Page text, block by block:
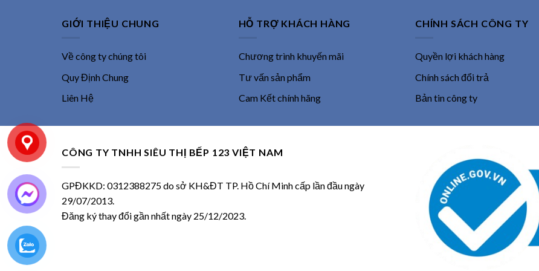
GIỚI THIỆU CHUNG
Về công ty chúng tôi
Quy Định Chung
Liên Hệ
HỖ TRỢ KHÁCH HÀNG
Chương trình khuyến mãi
Tư vấn sản phẩm
Cam Kết chính hãng
CHÍNH SÁCH CÔNG TY
Quyền lợi khách hàng
Chính sách đổi trả
Bản tin công ty
CÔNG TY TNHH SIÊU THỊ BẾP 123 VIỆT NAM
GPĐKKD: 0312388275 do sở KH&ĐT TP. Hồ Chí Minh cấp lần đầu ngày
29/07/2013.
Đăng ký thay đổi gần nhất ngày 25/12/2023.